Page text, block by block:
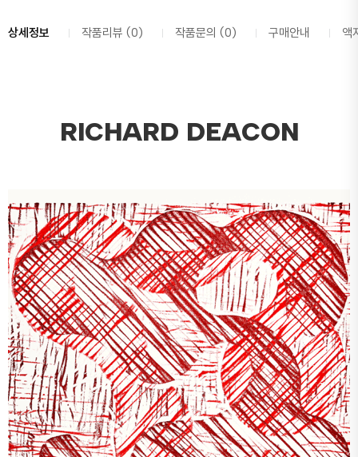
상세정보 작품리뷰 (0) 작품문의 (0) 구매안내 액
RICHARD DEACON